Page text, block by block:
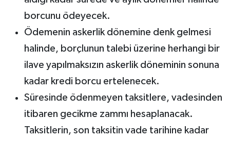
borcunu ödeyecek.
Ödemenin askerlik dönemine denk gelmesi
halinde, borçlunun talebi üzerine herhangi bir
ilave yapılmaksızın askerlik döneminin sonuna
kadar kredi borcu ertelenecek.
Süresinde ödenmeyen taksitlere, vadesinden
itibaren gecikme zammı hesaplanacak.
Taksitlerin, son taksitin vade tarihine kadar